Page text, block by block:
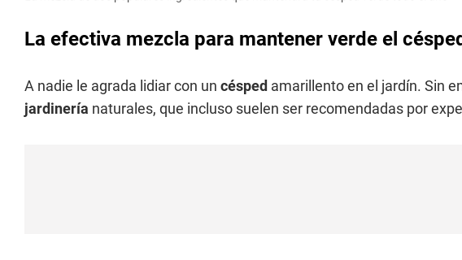
La efectiva mezcla para mantener verde el
A nadie le agrada lidiar con un césped amarillento en el jardín. Sin
jardinería naturales, que incluso suelen ser recomendadas por